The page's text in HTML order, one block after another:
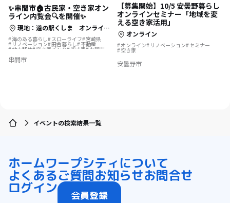
✨串間市🏠古民家・空き家オン
ライン内覧会🔍を開催✨
現地：道の駅くしま オンライン：配信（GoogleMeetを使用）
海のある暮らし スローライフ 宮崎県
リノベーション 田舎暮らし 不動産
地方移住 空き家バンク 空き家 串間市
串間市
【募集開始】10/5 安曇野暮らし
オンラインセミナー「地域を変
える空き家活用」
オンライン
オンライン リノベーション セミナー
空き家
安曇野市
イベントの検索結果一覧
ホームワープシティについて
よくあるご質問お知らせお問合せ
ログイン 会員登録